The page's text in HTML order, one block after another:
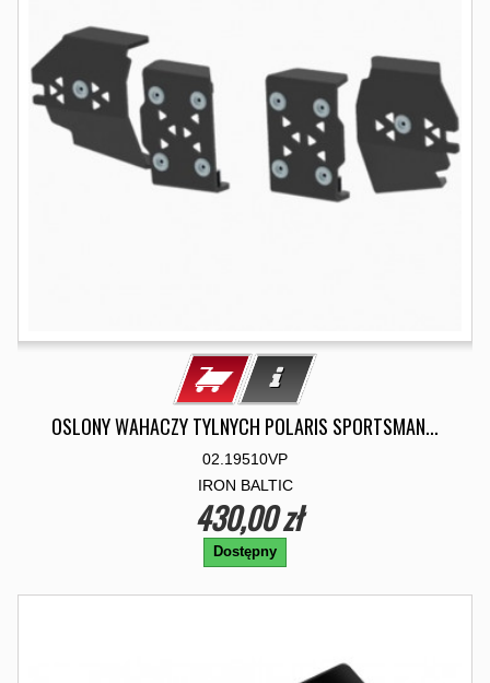
OSLONY WAHACZY TYLNYCH POLARIS SPORTSMAN...
02.19510VP
IRON BALTIC
430,00 zł
Dostępny